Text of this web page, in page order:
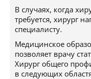
В случаях, когда
требуется, хирург
специалисту.
Медицинское
позволяет врачу
Хирург общего
в следующих